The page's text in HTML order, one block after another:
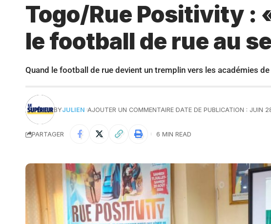
Togo/Rue Positivity :
le football de rue au
Quand le football de rue devient un tremplin vers les académies
BYJULIEN AJOUTER UN COMMENTAIRE DATE DE PUBLICATION : JUIN
PARTAGER 6 MIN READ